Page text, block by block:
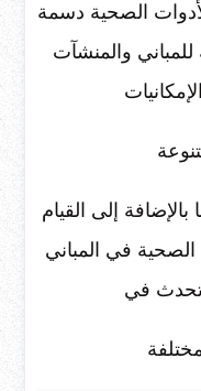
الصحية دسمة
للمباني والمنشآت
إلى القيام
الصحية في المباني
تحدث في